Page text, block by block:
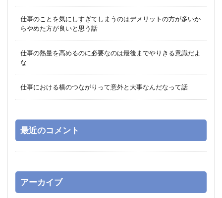
仕事のことを気にしすぎてしまうのはデメリットの方が多いか
らやめた方が良いと思う話
仕事の熱量を高めるのに必要なのは最後までやりきる意識だよ
な
仕事における横のつながりって意外と大事なんだなって話
最近のコメント
アーカイブ